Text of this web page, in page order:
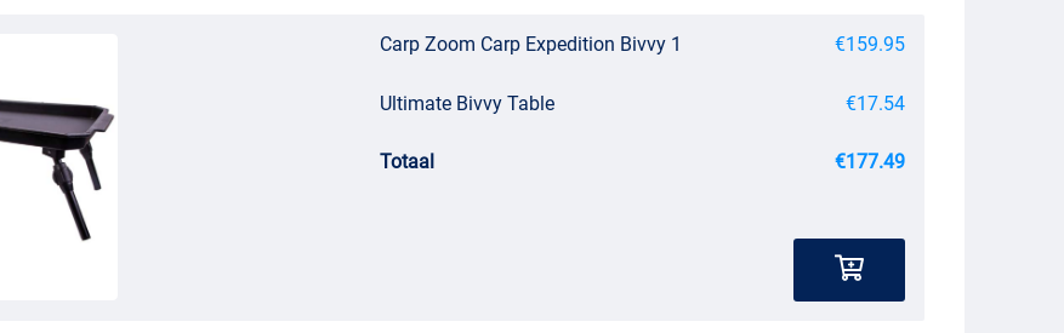
Carp Zoom Carp Expedition Bivvy 1 €159.95
Ultimate Bivvy Table €17.54
Totaal €177.49